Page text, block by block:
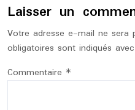
Laisser un
Votre adresse e-mail ne sera
obligatoires sont indiqués avec
Commentaire *